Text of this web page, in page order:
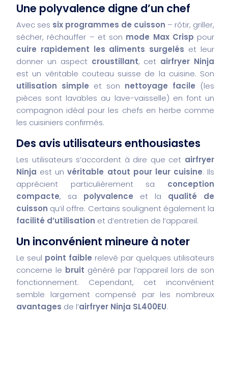
Une polyvalence digne d’un chef
Avec ses six programmes de cuisson – rôtir, griller,
sécher, réchauffer – et son mode Max Crisp pour
cuire rapidement les aliments surgelés et leur
donner un aspect croustillant, cet airfryer Ninja
est un véritable couteau suisse de la cuisine. Son
utilisation simple et son nettoyage facile (les
pièces sont lavables au lave-vaisselle) en font un
compagnon idéal pour les chefs en herbe comme
les cuisiniers confirmés.
Des avis utilisateurs enthousiastes
Les utilisateurs s’accordent à dire que cet airfryer
Ninja est unvéritable atout pour leur cuisine. Ils
apprécient particulièrement sa conception
compacte, sa polyvalence et la qualité de
cuisson qu’il offre. Certains soulignent également la
facilité d’utilisation et d’entretien de l’appareil.
Un inconvénient mineure à noter
Le seul point faible relevé par quelques utilisateurs
concerne le bruit généré par l’appareil lors de son
fonctionnement. Cependant, cet inconvénient
semble largement compensé par les nombreux
avantages de l’airfryer Ninja SL400EU.